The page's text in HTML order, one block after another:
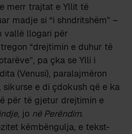
merr trajtat e Yllit të
madje si “i shndritshëm” –
vallë llogari për
“drejtimin e duhur të
pa çka se Ylli i
(Venusi), paralajmëron
sikurse e di çdokush që e ka
për të gjetur drejtimin e
, jo në Perëndim.
këmbëngulja, e tekst-